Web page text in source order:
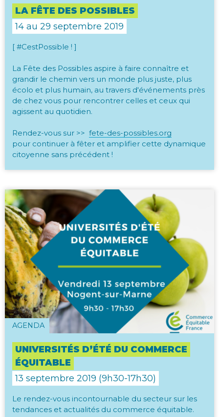
LA FÊTE DES POSSIBLES
14 au 29 septembre 2019
[ #CestPossible ! ]
La Fête des Possibles aspire à faire connaître et
grandir le chemin vers un monde plus juste, plus
écolo et plus humain, au travers d'événements près
de chez vous pour rencontrer celles et ceux qui
agissent au quotidien.
Rendez-vous sur >> fete-des-possibles.org
pour continuer à fêter et amplifier cette dynamique
citoyenne sans précédent !
AGENDA
UNIVERSITÉS D’ÉTÉ DU COMMERCE
ÉQUITABLE
13 septembre 2019 (9h30-17h30)
Le rendez-vous incontournable du secteur sur les
tendances et actualités du commerce équitable.